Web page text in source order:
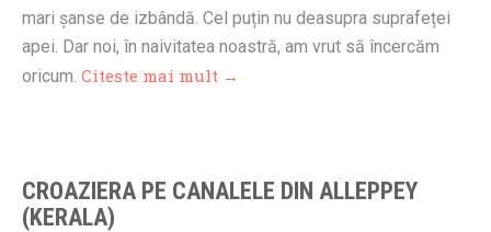
mari șanse de izbândă. Cel puțin nu deasupra suprafeței
apei. Dar noi, în naivitatea noastră, am vrut să încercăm
oricum. Citeste mai mult →
CROAZIERA PE CANALELE DIN ALLEPPEY
(KERALA)